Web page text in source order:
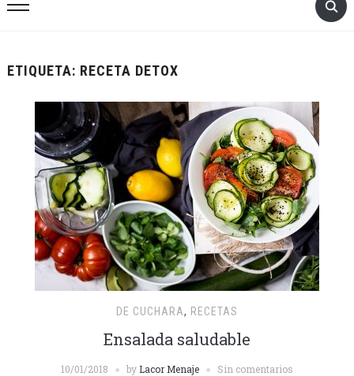
ETIQUETA: RECETA DETOX
DE CUCHARA, RECETAS
Ensalada saludable
10/01/2018 by Lacor Menaje Sin comentarios